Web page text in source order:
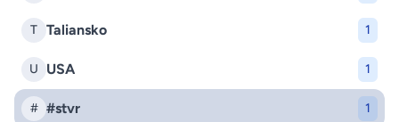
T Taliansko 1
U USA 1
# #stvr 1